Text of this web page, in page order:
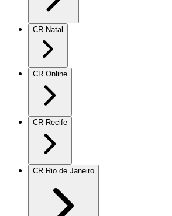
CR Natal
CR Online
CR Recife
CR Rio de Janeiro